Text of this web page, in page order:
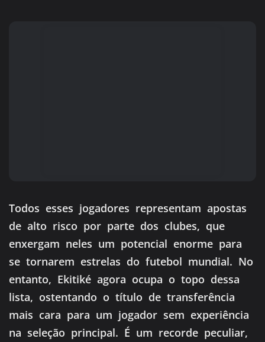
Todos esses jogadores representam apostas
de alto risco por parte dos clubes, que
enxergam neles um potencial enorme para
se tornarem estrelas do futebol mundial. No
entanto, Ekitiké agora ocupa o topo dessa
lista, ostentando o título de transferência
mais cara para um jogador sem experiência
na seleção principal. É um recorde peculiar,